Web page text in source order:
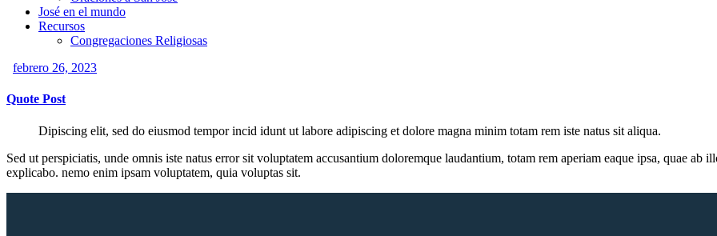
José en el mundo
Recursos
Congregaciones Religiosas
febrero 26, 2023
Quote Post
Dipiscing elit, sed do eiusmod tempor incid idunt ut labore adipiscing et dolore magna minim totam rem iste natus sit aliqua.
Sed ut perspiciatis, unde omnis iste natus error sit voluptatem accusantium doloremque laudantium, totam rem aperiam eaque ipsa, quae ab
explicabo. nemo enim ipsam voluptatem, quia voluptas sit.